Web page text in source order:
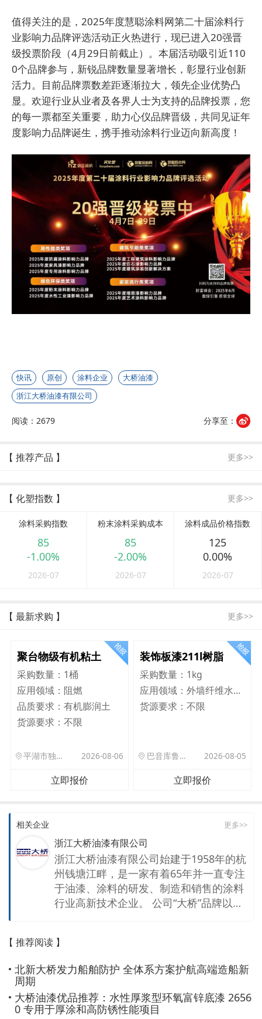
值得关注的是，2025年度慧聪涂料网第二十届涂料行
业影响力品牌评选活动正火热进行，现已进入20强晋
级投票阶段（4月29日前截止）。本届活动吸引近110
0个品牌参与，新锐品牌数量显著增长，彰显行业创新
活力。目前品牌票数差距逐渐拉大，领先企业优势凸
显。欢迎行业从业者及各界人士为支持的品牌投票，您
的每一票都至关重要，助力心仪品牌晋级，共同见证年
度影响力品牌诞生，携手推动涂料行业迈向新高度！
快讯 原创 涂料企业
大桥油漆
浙江大桥油漆有限公司
阅读：2679 分享至：
【 推荐产品 】 更多>>
【 化塑指数 】 更多>>
涂料采购指数
85
-1.00%
2026-07
粉末涂料采购成本
85
-2.00%
2026-07
涂料成品价格指数
125
0.00%
2026-07
【 最新求购 】 更多>>
聚台物级有机粘土
采购数量： 1桶
应用领域： 阻燃
品质要求： 有机膨润土
货源要求： 不限
平湖市独山港镇集港路 589 号 2026-08-06
立即报价
装饰板漆211l树脂
采购数量： 1kg
应用领域：
外墙纤维水泥板
货源要求：不限
巴音库鲁提镇,托帕口岸六号库房 2026-08-05
立即报价
相关企业 更多>>
浙江大桥油漆有限公司
浙江大桥油漆有限公司始建于1958年的杭
州钱塘江畔，是一家有着65年并一直专注
于油漆、涂料的研发、制造和销售的涂料
行业高新技术企业。 公司“大桥”品牌以我
老字号，始终以品质诚信为根本，以改革
创新为动力，在国内涂料市场保持强劲的
生命力，至今已发展成为工业防护涂料的
领军企业，并连续多届担任中国涂料工业
协会副会长单位和浙江省涂料工业协会会
【 推荐阅读 】
北新大桥发力船舶防护 全体系方案护航高端造船新
周期
大桥油漆优品推荐：水性厚浆型环氧富锌底漆 2656
0 专用于厚涂和高防锈性能项目